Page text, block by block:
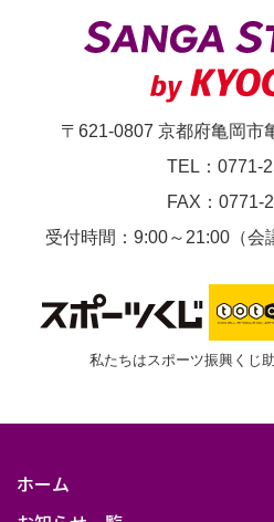
〒621-0807 京都府亀岡市
TEL：0771-
FAX：0771-
受付時間：9:00～21:00（会
私たちはスポーツ振興くじ
ホーム